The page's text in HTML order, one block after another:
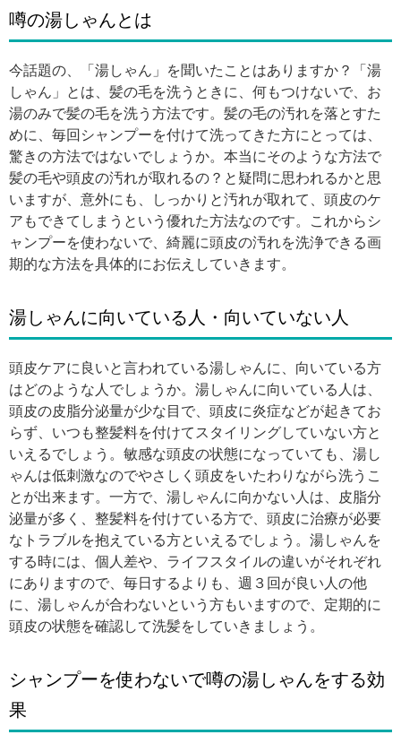
噂の湯しゃんとは
今話題の、「湯しゃん」を聞いたことはありますか？「湯
しゃん」とは、髪の毛を洗うときに、何もつけないで、お
湯のみで髪の毛を洗う方法です。髪の毛の汚れを落とすた
めに、毎回シャンプーを付けて洗ってきた方にとっては、
驚きの方法ではないでしょうか。本当にそのような方法で
髪の毛や頭皮の汚れが取れるの？と疑問に思われるかと思
いますが、意外にも、しっかりと汚れが取れて、頭皮のケ
アもできてしまうという優れた方法なのです。これからシ
ャンプーを使わないで、綺麗に頭皮の汚れを洗浄できる画
期的な方法を具体的にお伝えしていきます。
湯しゃんに向いている人・向いていない人
頭皮ケアに良いと言われている湯しゃんに、向いている方
はどのような人でしょうか。湯しゃんに向いている人は、
頭皮の皮脂分泌量が少な目で、頭皮に炎症などが起きてお
らず、いつも整髪料を付けてスタイリングしていない方と
いえるでしょう。敏感な頭皮の状態になっていても、湯し
ゃんは低刺激なのでやさしく頭皮をいたわりながら洗うこ
とが出来ます。一方で、湯しゃんに向かない人は、皮脂分
泌量が多く、整髪料を付けている方で、頭皮に治療が必要
なトラブルを抱えている方といえるでしょう。湯しゃんを
する時には、個人差や、ライフスタイルの違いがそれぞれ
にありますので、毎日するよりも、週３回が良い人の他
に、湯しゃんが合わないという方もいますので、定期的に
頭皮の状態を確認して洗髪をしていきましょう。
シャンプーを使わないで噂の湯しゃんをする効
果